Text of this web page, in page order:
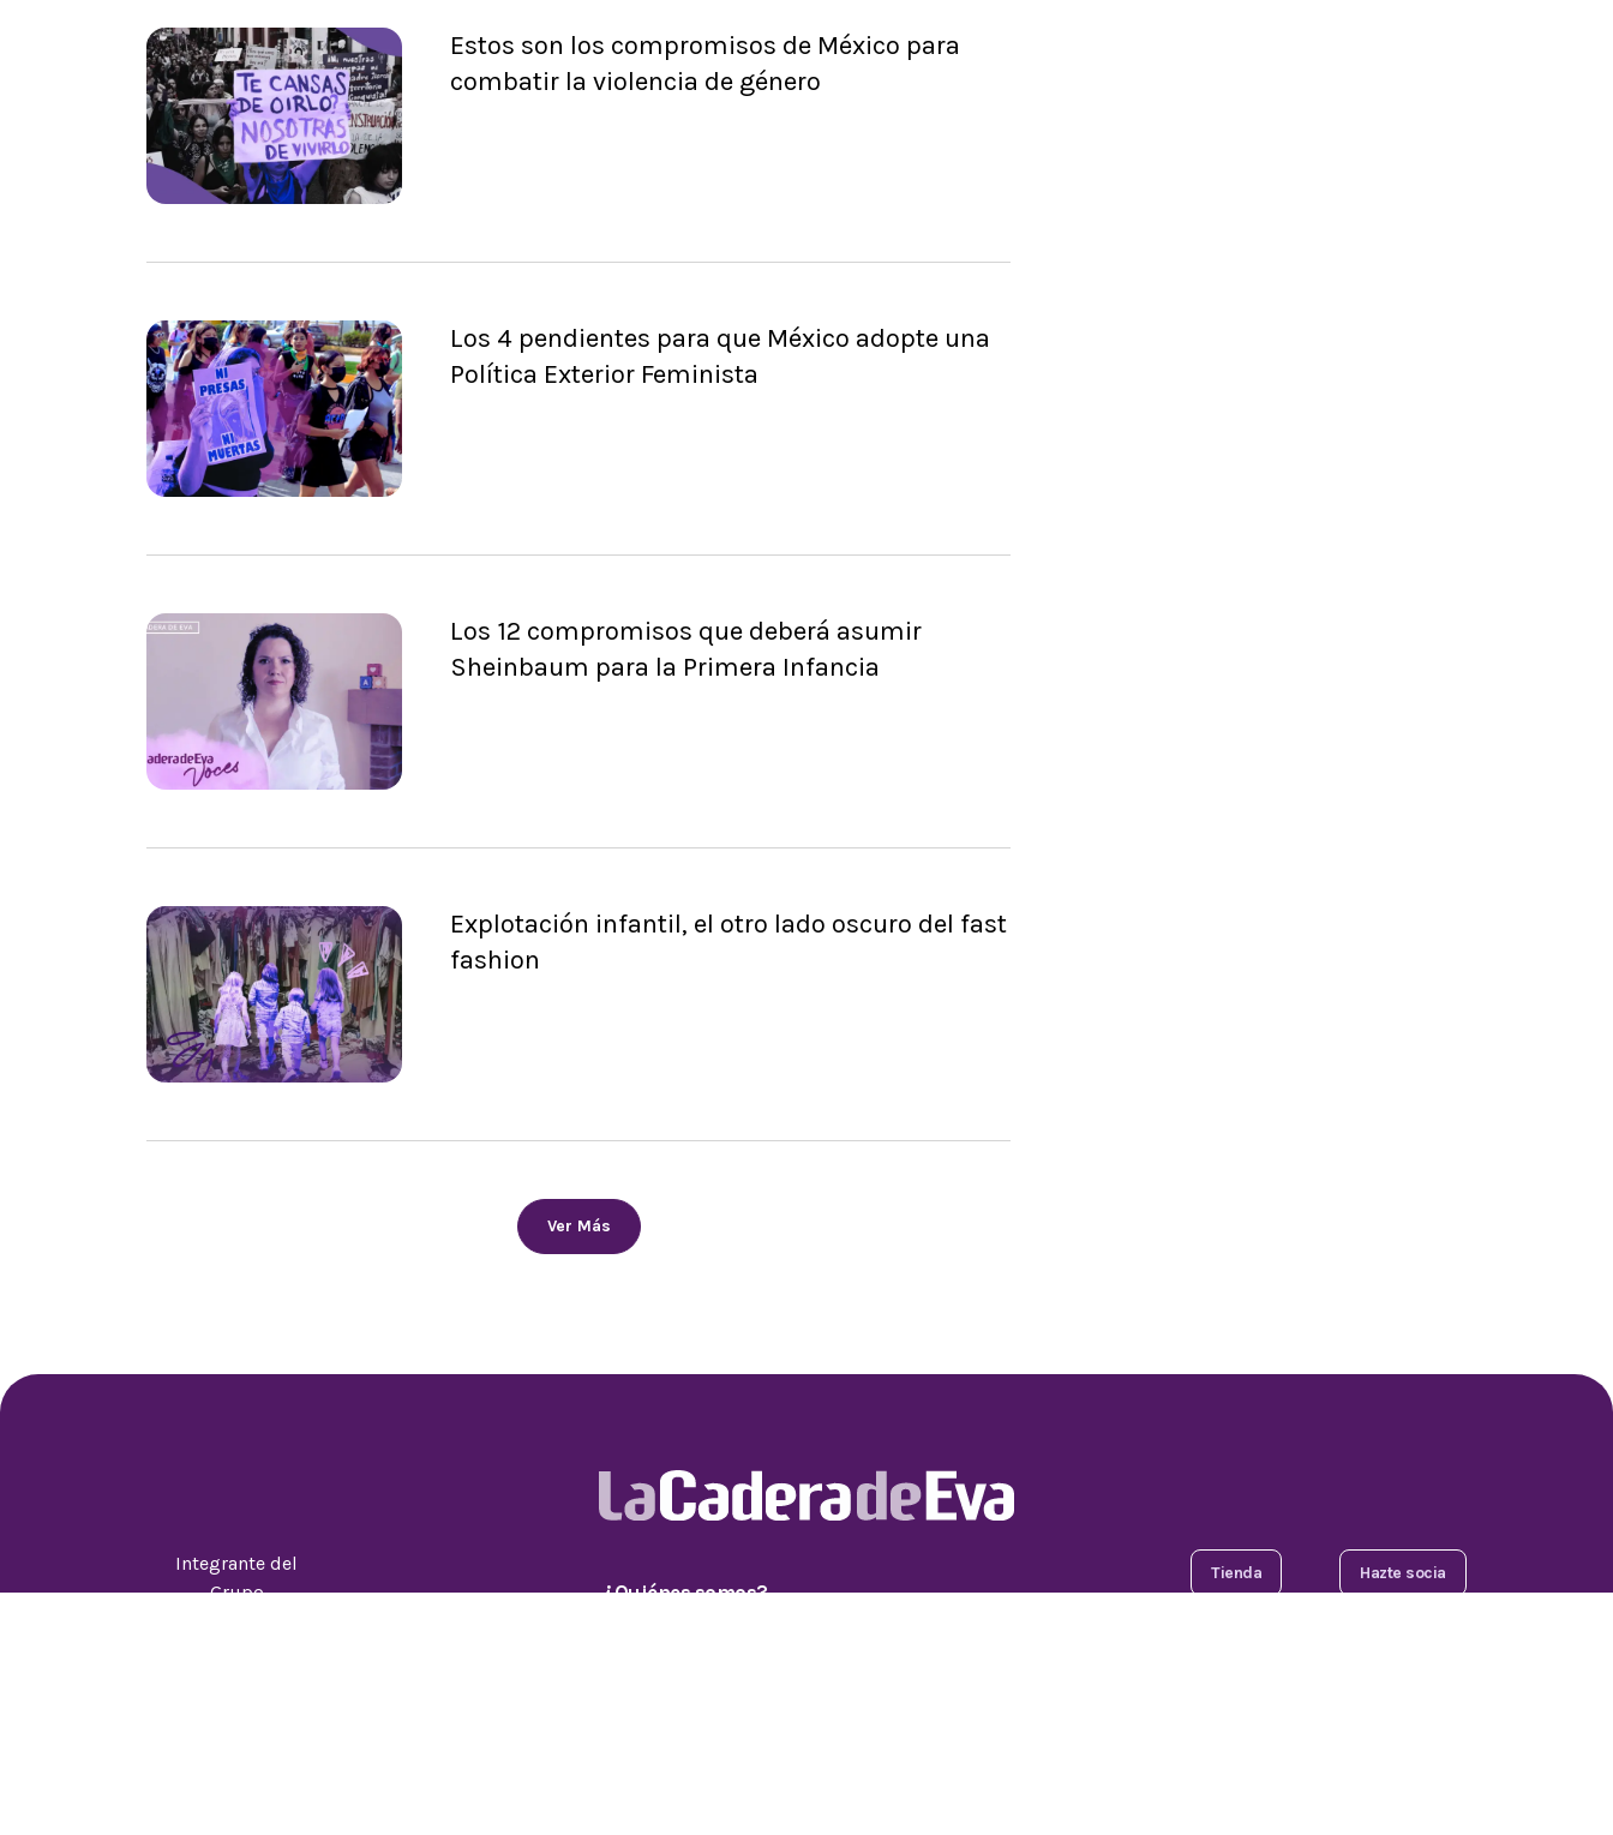
Estos son los compromisos de México para
combatir la violencia de género
Los 4 pendientes para que México adopte una
Política Exterior Feminista
Los 12 compromisos que deberá asumir
Sheinbaum para la Primera Infancia
Explotación infantil, el otro lado oscuro del fast
fashion
Ver Más
Integrante del
Grupo
¿Quiénes somos?
Tienda Hazte socia